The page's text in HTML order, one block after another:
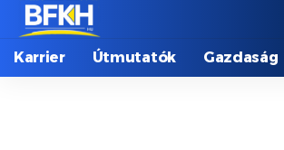
Karrier Útmutatók Gazdaság